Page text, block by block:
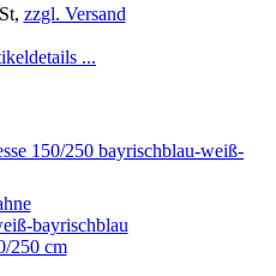
zzgl. Versand
...
bayrischblau
250 cm